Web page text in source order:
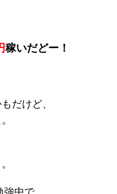
稼いだどー！
だけど、